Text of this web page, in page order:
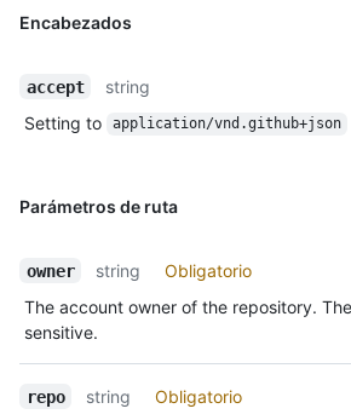
Encabezados
accept
string
Setting to
application/vnd.github+json
Parámetros de ruta
owner string
Obligatorio
The account owner of the repository.
sensitive.
repo string Obligatorio